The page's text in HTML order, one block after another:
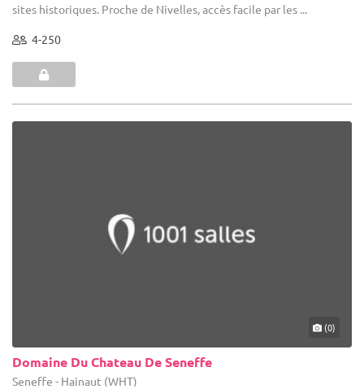
sites historiques. Proche de Nivelles, accès facile par les ...
4-250
(0)
Domaine Du Chateau De Seneffe
Seneffe - Hainaut (WHT)